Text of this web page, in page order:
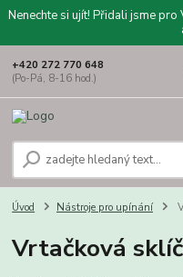
Nenechte si ujít! Přidali jsme
+420 272 770 648
(Po-Pá, 8-16 hod.)
Úvod Nástroje pro upínání
Vrtačková